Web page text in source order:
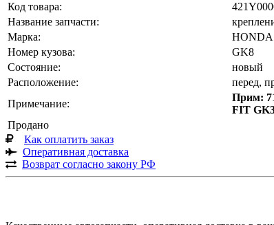
Код товара:
Название запчасти:
Марка:
Номер кузова:
GK8
Состояние:
новый
Расположение:
перед,
Примечание:
Прим:
FIT
Продано
Как оплатить заказ
Оперативная доставка
Возврат согласно закону РФ